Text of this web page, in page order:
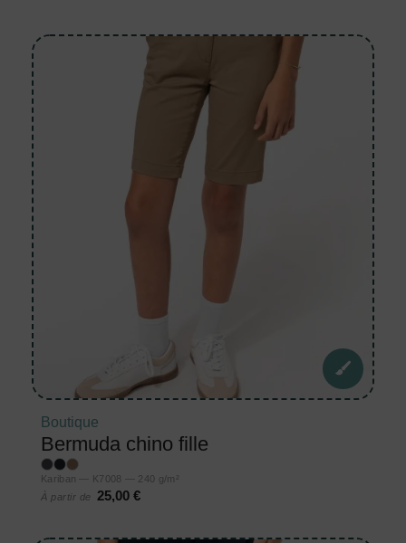
Boutique
Bermuda chino fille
Kariban — K7008 — 240 g/m²
À partir de
25,00 €